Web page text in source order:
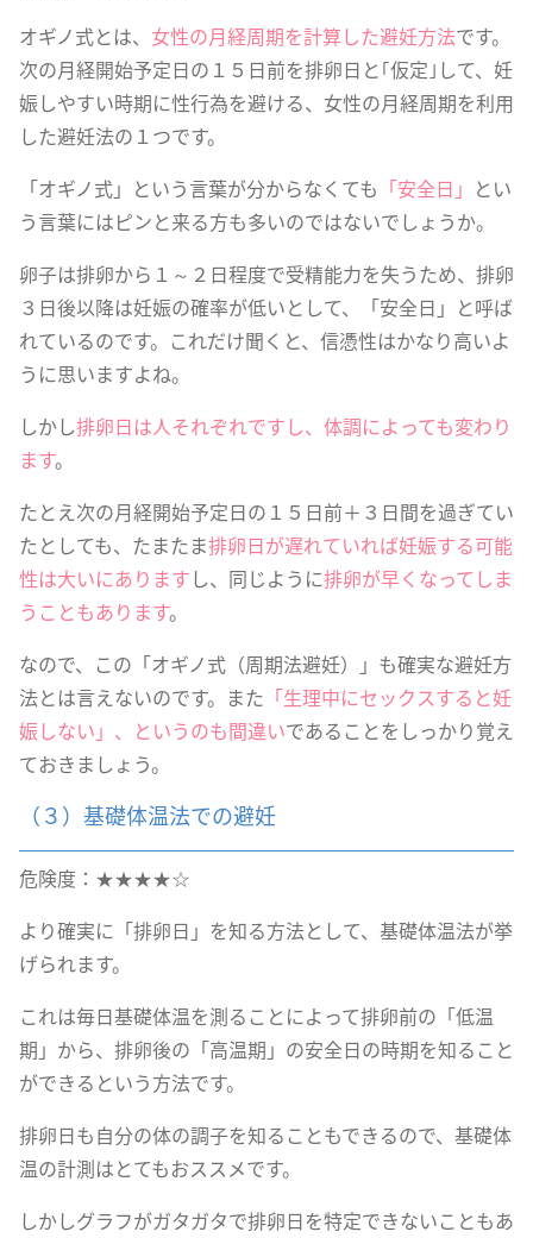
オギノ式とは、 女性の月経周期を計算した避妊方法です。
次の月経開始予定日の１５日前を排卵日と｢仮定｣して、妊
娠しやすい時期に性行為を避ける、女性の月経周期を利用
した避妊法の１つです。
「オギノ式」という言葉が分からなくても 「安全日」 とい
う言葉にはピンと来る方も多いのではないでしょうか。
卵子は排卵から１～２日程度で受精能力を失うため、排卵
３日後以降は妊娠の確率が低いとして、「安全日」と呼ば
れているのです。これだけ聞くと、信憑性はかなり高いよ
うに思いますよね。
しかし排卵日は人それぞれですし、体調によっても変わり
ます。
たとえ次の月経開始予定日の１５日前＋３日間を過ぎてい
たとしても、たまたま排卵日が遅れていれば妊娠する可能
性は大いにありますし、同じように排卵が早くなってしま
うこともあります。
なので、この「オギノ式（周期法避妊）」も確実な避妊方
法とは言えないのです。また 「生理中にセックスすると妊
娠しない」、というのも間違いであることをしっかり覚え
ておきましょう。
（３）基礎体温法での避妊
危険度：★★★★☆
より確実に「排卵日」を知る方法として、基礎体温法が挙
げられます。
これは毎日基礎体温を測ることによって排卵前の「低温
期」から、排卵後の「高温期」の安全日の時期を知ること
ができるという方法です。
排卵日も自分の体の調子を知ることもできるので、基礎体
温の計測はとてもおススメです。
しかしグラフがガタガタで排卵日を特定できないこともあ